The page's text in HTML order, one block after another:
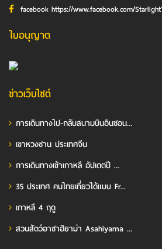
facebook https://www.facebook.com/
ใบอนุญาต
ข่าวเว็บไซต์
การเดินทางไป-กลับสนามบินอินชอน...
เขาหวงซาน ประเทศจีน
การเดินทางเข้าเกาหลี อัปเดตปี ...
35 ประเทศ คนไทยเที่ยวได้แบบ Fr...
เกาหลี 4 ฤดู
สวนสัตว์อาซาฮิยาม่า Asahiyama ...